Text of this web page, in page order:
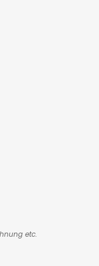
etc.